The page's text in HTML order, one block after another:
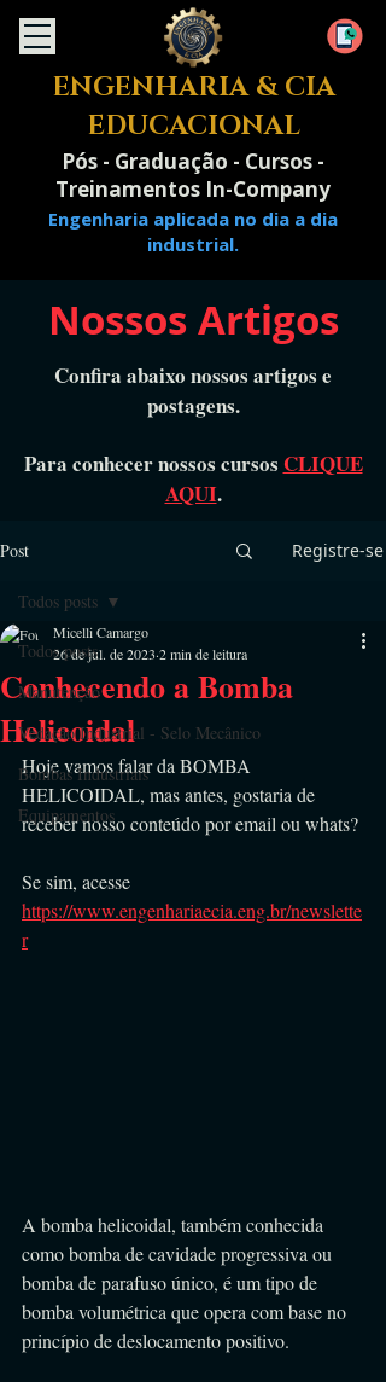
ENGENHARIA & CIA
EDUCACIONAL
Pós - Graduação - Cursos -
Treinamentos In-Company
Engenharia aplicada no dia a dia
industrial.
Nossos Artigos
Confira abaixo nossos artigos e
postagens.
Para conhecer nossos cursos CLIQUE
AQUI.
Post Registre-se
Todos posts
Manutenção
Vedação Industrial - Selo Mecânico
Bombas Industriais
Equipamentos
Todos posts
Conhecendo a Bomba
Helicoidal
Micelli Camargo
26 de jul. de 2023 2 min de leitura
Hoje vamos falar da BOMBA
HELICOIDAL, mas antes, gostaria de
receber nosso conteúdo por email ou whats?
Se sim, acesse
https://www.engenhariaecia.eng.br/newslette
r
A bomba helicoidal, também conhecida
como bomba de cavidade progressiva ou
bomba de parafuso único, é um tipo de
bomba volumétrica que opera com base no
princípio de deslocamento positivo.